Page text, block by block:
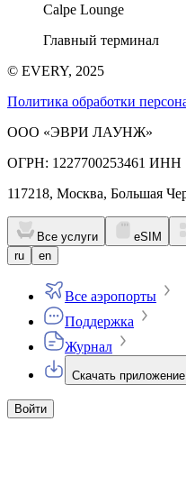
Calpe Lounge
Главный терминал
© EVERY, 2025
Политика обработки
ООО «ЭВРИ ЛАУНЖ»
ОГРН: 1227700253461 ИНН
117218, Москва, Большая
Все услуги eSIM
ru
en
Все аэропорты
Поддержка
Журнал
Скачать приложение
Войти